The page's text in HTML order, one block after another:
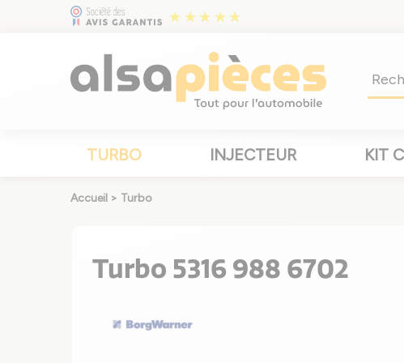
TURBO INJECTEUR KIT
Accueil > Turbo
Turbo 5316 988 6702